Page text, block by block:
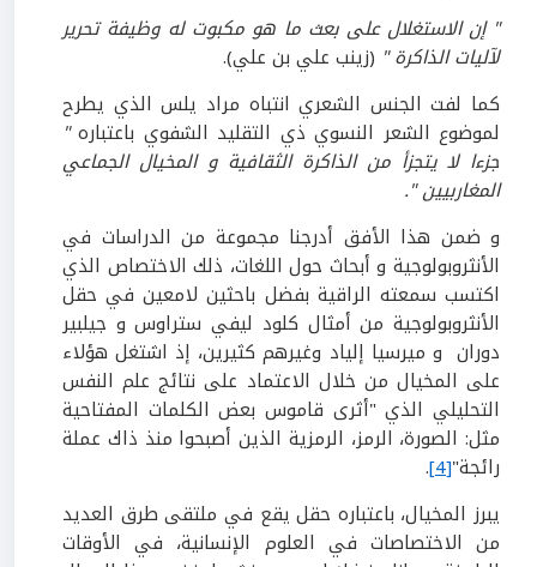
" إن الاستغلال على بعث ما هو مكبوت له وظيفة تحرير
لآليات الذاكرة " (زينب علي بن علي).
كما لفت الجنس الشعري انتباه مراد يلس الذي يطرح
لموضوع الشعر النسوي ذي التقليد الشفوي باعتباره"
جزءا لا يتجزأ من الذاكرة الثقافية و المخيال الجماعي
المغاربيين ".
و ضمن هذا الأفق أدرجنا مجموعة من الدراسات في
الأنثروبولوجية و أبحاث حول اللغات، ذلك الاختصاص الذي
اكتسب سمعته الراقية بفضل باحثين لامعين في حقل
الأنثروبولوجية من أمثال كلود ليفي ستراوس و جيلبير
دوران و ميرسيا إلياد وغيرهم كثيرين، إذ اشتغل هؤلاء
على المخيال من خلال الاعتماد على نتائج علم النفس
التحليلي الذي "أثرى قاموس بعض الكلمات المفتاحية
مثل: الصورة، الرمز، الرمزية الذين أصبحوا منذ ذاك عملة
رائجة"[4]
.
يبرز المخيال، باعتباره حقل يقع في ملتقى طرق العديد
من الاختصاصات في العلوم الإنسانية، في الأوقات